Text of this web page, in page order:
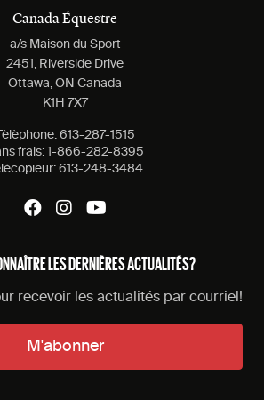
Canada Équestre
a/s Maison du Sport
2451, Riverside Drive
Ottawa, ON Canada
K1H 7X7
Tèlèphone: 613-287-1515
frais: 1-866-282-8395
613-248-3484
LES DERNIÈRES ACTUALITÉS?
recevoir les actualités par courriel!
M'abonner